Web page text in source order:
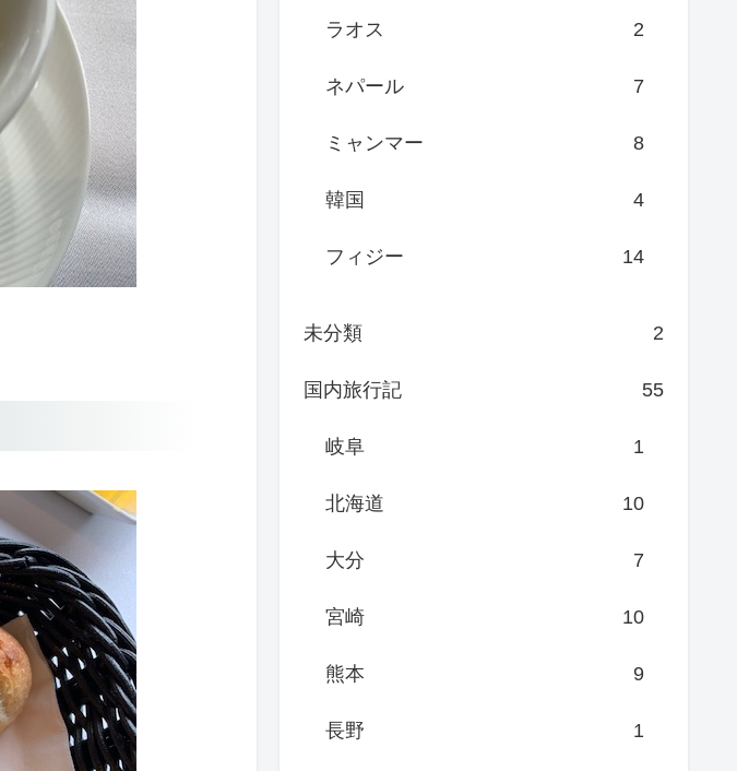
ラオス 2
ネパール 7
ミャンマー 8
韓国 4
フィジー 14
未分類 2
国内旅行記 55
岐阜 1
北海道 10
大分 7
宮崎 10
熊本 9
長野 1